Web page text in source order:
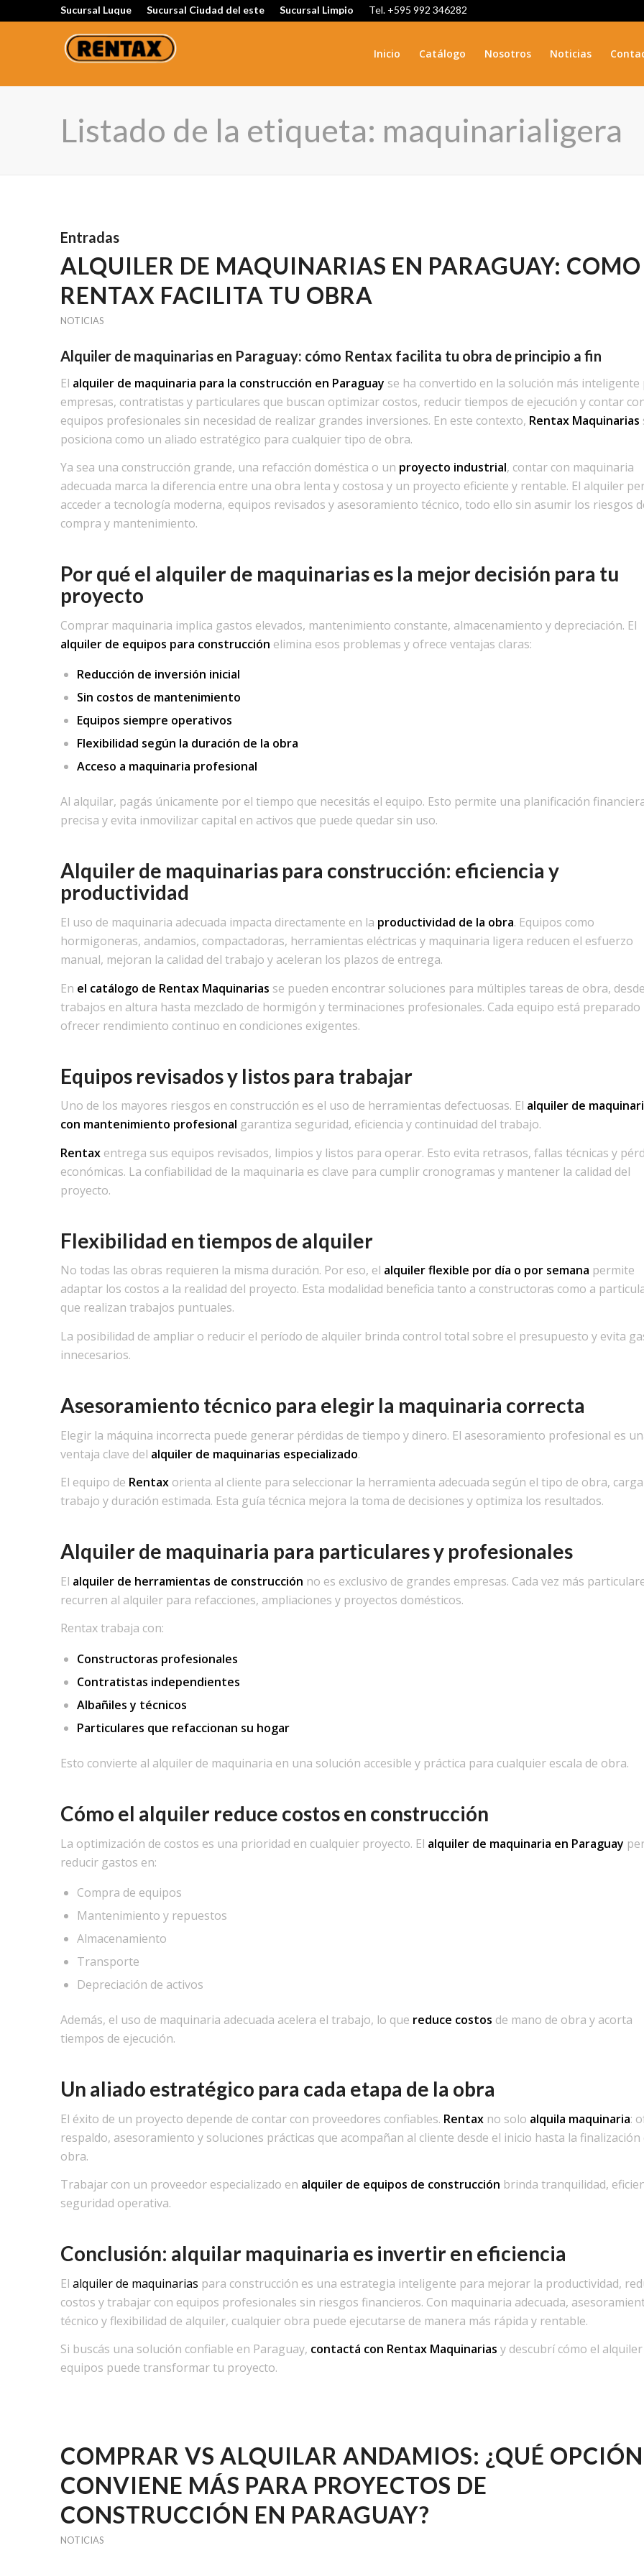
Sucursal Luque Sucursal Ciudad del este Sucursal Limpio Tel. +595 992 346282
Inicio Catálogo Nosotros Noticias
Listado de la etiqueta: maquinarialigera
Entradas
ALQUILER DE MAQUINARIAS EN PARAGUAY: COMO
RENTAX FACILITA TU OBRA
NOTICIAS
Alquiler de maquinarias en Paraguay: cómo Rentax facilita tu obra de principio a fin
El alquiler de maquinaria para la construcción en Paraguay se ha convertido en la solución más inteligente
empresas, contratistas y particulares que buscan optimizar costos, reducir tiempos de ejecución y contar
equipos profesionales sin necesidad de realizar grandes inversiones. En este contexto, Rentax Maquinarias
posiciona como un aliado estratégico para cualquier tipo de obra.
Ya sea una construcción grande, una refacción doméstica o un proyecto industrial, contar con maquinaria
adecuada marca la diferencia entre una obra lenta y costosa y un proyecto eficiente y rentable. El alquiler
acceder a tecnología moderna, equipos revisados y asesoramiento técnico, todo ello sin asumir los riesgos
compra y mantenimiento.
Por qué el alquiler de maquinarias es la mejor decisión para tu
proyecto
Comprar maquinaria implica gastos elevados, mantenimiento constante, almacenamiento y depreciación. El
alquiler de equipos para construcción elimina esos problemas y ofrece ventajas claras:
Reducción de inversión inicial
Sin costos de mantenimiento
Equipos siempre operativos
Flexibilidad según la duración de la obra
Acceso a maquinaria profesional
Al alquilar, pagás únicamente por el tiempo que necesitás el equipo. Esto permite una planificación
precisa y evita inmovilizar capital en activos que puede quedar sin uso.
Alquiler de maquinarias para construcción: eficiencia y
productividad
El uso de maquinaria adecuada impacta directamente en la productividad de la obra. Equipos como
hormigoneras, andamios, compactadoras, herramientas eléctricas y maquinaria ligera reducen el esfuerzo
manual, mejoran la calidad del trabajo y aceleran los plazos de entrega.
En el catálogo de Rentax Maquinarias se pueden encontrar soluciones para múltiples tareas de obra,
trabajos en altura hasta mezclado de hormigón y terminaciones profesionales. Cada equipo está preparado
ofrecer rendimiento continuo en condiciones exigentes.
Equipos revisados y listos para trabajar
Uno de los mayores riesgos en construcción es el uso de herramientas defectuosas. El alquiler de
con mantenimiento profesional garantiza seguridad, eficiencia y continuidad del trabajo.
Rentaxentrega sus equipos revisados, limpios y listos para operar. Esto evita retrasos, fallas técnicas y
económicas. La confiabilidad de la maquinaria es clave para cumplir cronogramas y mantener la calidad del
proyecto.
Flexibilidad en tiempos de alquiler
No todas las obras requieren la misma duración. Por eso, el alquiler flexible por día o por semana permite
adaptar los costos a la realidad del proyecto. Esta modalidad beneficia tanto a constructoras como a
que realizan trabajos puntuales.
La posibilidad de ampliar o reducir el período de alquiler brinda control total sobre el presupuesto y evita
innecesarios.
Asesoramiento técnico para elegir la maquinaria correcta
Elegir la máquina incorrecta puede generar pérdidas de tiempo y dinero. El asesoramiento profesional es
ventaja clave del alquiler de maquinarias especializado.
El equipo de Rentaxorienta al cliente para seleccionar la herramienta adecuada según el tipo de obra,
trabajo y duración estimada. Esta guía técnica mejora la toma de decisiones y optimiza los resultados.
Alquiler de maquinaria para particulares y profesionales
El alquiler de herramientas de construcción no es exclusivo de grandes empresas. Cada vez más
recurren al alquiler para refacciones, ampliaciones y proyectos domésticos.
Rentax trabaja con:
Constructoras profesionales
Contratistas independientes
Albañiles y técnicos
Particulares que refaccionan su hogar
Esto convierte al alquiler de maquinaria en una solución accesible y práctica para cualquier escala de obra.
Cómo el alquiler reduce costos en construcción
La optimización de costos es una prioridad en cualquier proyecto. El alquiler de maquinaria en Paraguay
reducir gastos en:
Compra de equipos
Mantenimiento y repuestos
Almacenamiento
Transporte
Depreciación de activos
Además, el uso de maquinaria adecuada acelera el trabajo, lo que reduce costos de mano de obra y acorta
tiempos de ejecución.
Un aliado estratégico para cada etapa de la obra
El éxito de un proyecto depende de contar con proveedores confiables. Rentaxno solo alquila maquinaria:
respaldo, asesoramiento y soluciones prácticas que acompañan al cliente desde el inicio hasta la finalización
obra.
Trabajar con un proveedor especializado en alquiler de equipos de construcción brinda tranquilidad,
seguridad operativa.
Conclusión: alquilar maquinaria es invertir en eficiencia
El alquiler de maquinarias para construcción es una estrategia inteligente para mejorar la productividad,
costos y trabajar con equipos profesionales sin riesgos financieros. Con maquinaria adecuada,
técnico y flexibilidad de alquiler, cualquier obra puede ejecutarse de manera más rápida y rentable.
Si buscás una solución confiable en Paraguay, contactá con Rentax Maquinarias y descubrí cómo el
equipos puede transformar tu proyecto.
COMPRAR VS ALQUILAR ANDAMIOS: ¿QUÉ OPCIÓN
CONVIENE MÁS PARA PROYECTOS DE
CONSTRUCCIÓN EN PARAGUAY?
NOTICIAS